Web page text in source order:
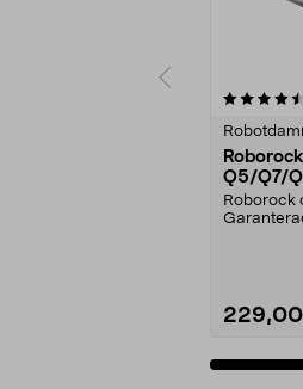
Q5/Q7/
Roborock
229,00